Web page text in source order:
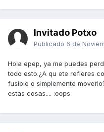
Invitado Potxo
Publicado 6 de
Hola epep, ya me puedes
todo esto.¿A qu ete refieres
fusible o simplemente
estas cosas.... :oops: